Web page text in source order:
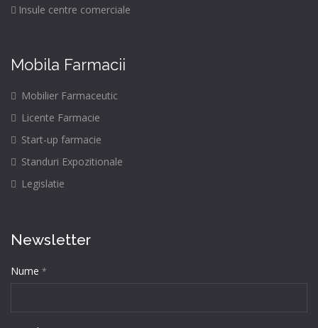
Insule centre comerciale
Mobila Farmacii
Mobilier Farmaceutic
Licente Farmacie
Start-up farmacie
Standuri Expozitionale
Legislatie
Newsletter
Nume *